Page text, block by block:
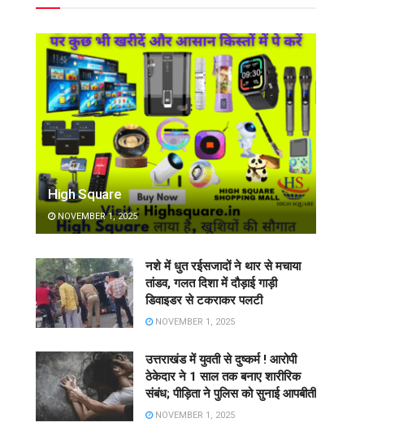
High Square
NOVEMBER 1, 2025
नशे में धुत रईसजादों ने थार से मचाया
तांडव, गलत दिशा में दौड़ाई गाड़ी
डिवाइडर से टकराकर पलटी
NOVEMBER 1, 2025
उत्तराखंड में युवती से दुष्कर्म ! आरोपी
ठेकेदार ने 1 साल तक बनाए शारीरिक
संबंध; पीड़िता ने पुलिस को सुनाई आपबीती
NOVEMBER 1, 2025